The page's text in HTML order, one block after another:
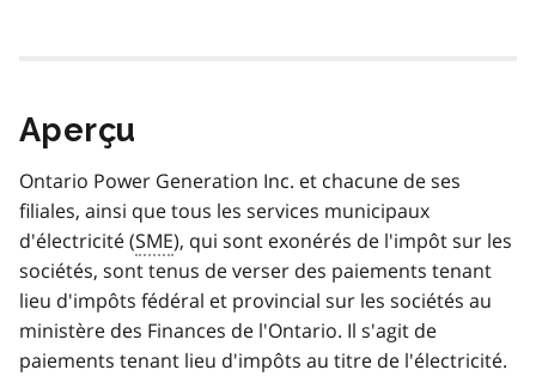
Aperçu
Ontario Power Generation Inc. et chacune de ses
filiales, ainsi que tous les services municipaux
d'électricité (SME), qui sont exonérés de l'impôt sur les
sociétés, sont tenus de verser des paiements tenant
lieu d'impôts fédéral et provincial sur les sociétés au
ministère des Finances de l'Ontario. Il s'agit de
paiements tenant lieu d'impôts au titre de l'électricité.